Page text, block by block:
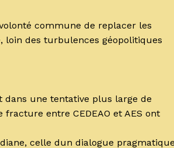
commune de replacer les
loin des turbulences géopolitiques
dans une tentative plus large de
entre CEDEAO et AES ont
celle dun dialogue